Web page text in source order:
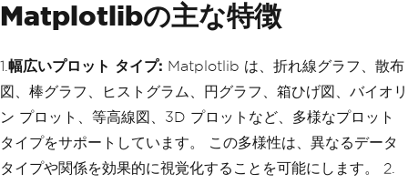
Matplotlibの主な特徴
1. 幅広いプロット タイプ: Matplotlib は、折れ線グラフ、散布
図、棒グラフ、ヒストグラム、円グラフ、箱ひげ図、バイオリ
ン プロット、等高線図、3D プロットなど、多様なプロット
タイプをサポートしています。 この多様性は、異なるデータ
タイプや関係を効果的に視覚化することを可能にします。 2.